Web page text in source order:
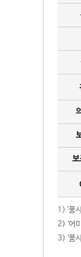
보
1) '품
2) ‘어
3) ‘품